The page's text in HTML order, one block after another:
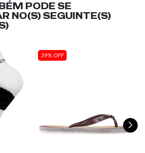
PODE SE
NO(S) SEGUINTE(S)
39% OFF